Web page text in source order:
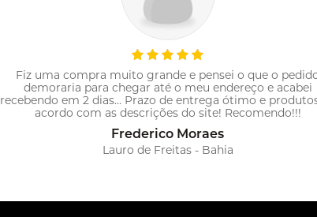
Fiz uma compra muito grande e pensei o que o
demoraria para chegar até o meu endereço e acabei
recebendo em 2 dias... Prazo de entrega ótimo e
acordo com as descrições do site! Recomendo!!!
Frederico Moraes
Lauro de Freitas - Bahia